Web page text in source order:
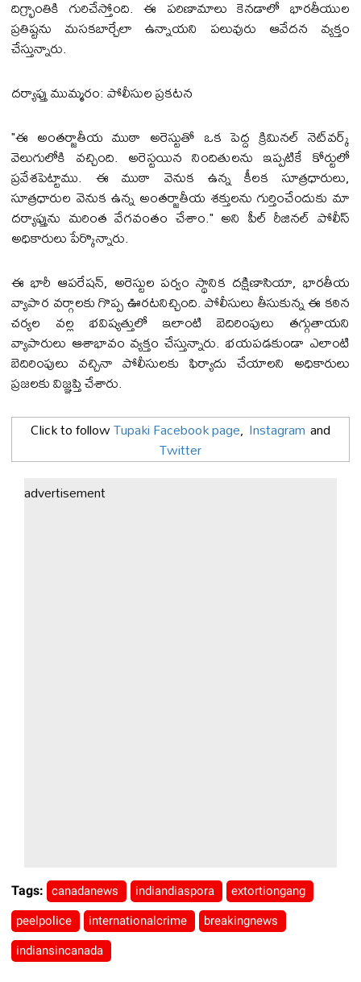
దిగ్భ్రాంతికి గురిచేస్తోంది. ఈ పరిణామాలు కెనడాలో భారతీయుల
ప్రతిష్టను మసకబార్చేలా ఉన్నాయని పలువురు ఆవేదన వ్యక్తం
చేస్తున్నారు.
దర్యాప్తు ముమ్మరం: పోలీసుల ప్రకటన
"ఈ అంతర్జాతీయ ముఠా అరెస్టుతో ఒక పెద్ద క్రిమినల్ నెట్‌వర్క్
వెలుగులోకి వచ్చింది. అరెస్టయిన నిందితులను ఇప్పటికే కోర్టులో
ప్రవేశపెట్టాము. ఈ ముఠా వెనుక ఉన్న కీలక సూత్రధారులు,
సూత్రధారుల వెనుక ఉన్న అంతర్జాతీయ శక్తులను గుర్తించేందుకు మా
దర్యాప్తును మరింత వేగవంతం చేశాం." అని పీల్ రీజినల్ పోలీస్
అధికారులు పేర్కొన్నారు.
ఈ భారీ ఆపరేషన్, అరెస్టుల పర్వం స్థానిక దక్షిణాసియా, భారతీయ
వ్యాపార వర్గాలకు గొప్ప ఊరటనిచ్చింది. పోలీసులు తీసుకున్న ఈ కఠిన
చర్యల వల్ల భవిష్యత్తులో ఇలాంటి బెదిరింపులు తగ్గుతాయని
వ్యాపారులు ఆశాభావం వ్యక్తం చేస్తున్నారు. భయపడకుండా ఎలాంటి
బెదిరింపులు వచ్చినా పోలీసులకు ఫిర్యాదు చేయాలని అధికారులు
ప్రజలకు విజ్ఞప్తి చేశారు.
Click to followTupaki Facebook page, Instagram and
Twitter
advertisement
Tags: canadanews indiandiaspora extortiongang
peelpolice internationalcrime breakingnews
indiansincanada